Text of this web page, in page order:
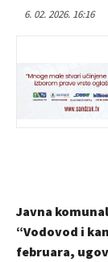
6. 02. 2026. 16:16
Javna
“Vodovod i
februara,